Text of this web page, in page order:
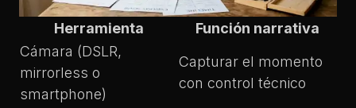
Herramienta
Función narrativa
Cámara (DSLR,
mirrorless o
smartphone)
Capturar el momento
con control técnico